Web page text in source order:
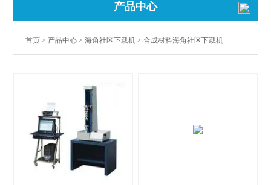
产品中心
首页 > 产品中心 >海角社区下载机 >合成材料海角社区下载机